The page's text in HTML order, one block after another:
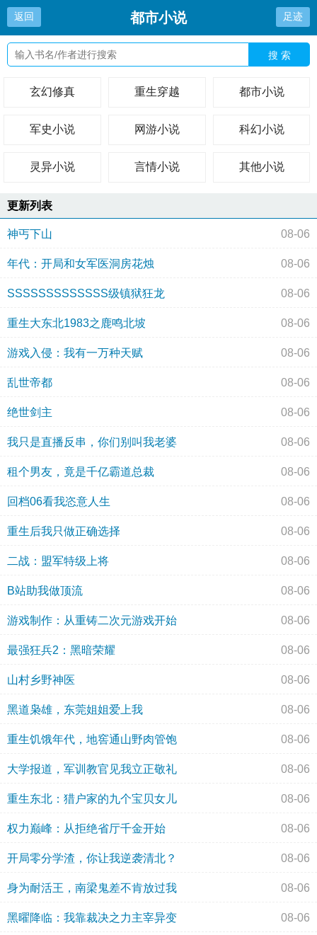
返回 都市小说 足迹
搜 索
玄幻修真 重生穿越 都市小说
军史小说 网游小说 科幻小说
灵异小说 言情小说 其他小说
更新列表
神丐下山 08-06
年代：开局和女军医洞房花烛 08-06
SSSSSSSSSSSSS级镇狱狂龙 08-06
重生大东北1983之鹿鸣北坡 08-06
游戏入侵：我有一万种天赋 08-06
乱世帝都 08-06
绝世剑主 08-06
我只是直播反串，你们别叫我老婆 08-06
租个男友，竟是千亿霸道总裁 08-06
回档06看我恣意人生 08-06
重生后我只做正确选择 08-06
二战：盟军特级上将 08-06
B站助我做顶流 08-06
游戏制作：从重铸二次元游戏开始 08-06
最强狂兵2：黑暗荣耀 08-06
山村乡野神医 08-06
黑道枭雄，东莞姐姐爱上我 08-06
重生饥饿年代，地窖通山野肉管饱 08-06
大学报道，军训教官见我立正敬礼 08-06
重生东北：猎户家的九个宝贝女儿 08-06
权力巅峰：从拒绝省厅千金开始 08-06
开局零分学渣，你让我逆袭清北？ 08-06
身为耐活王，南梁鬼差不肯放过我 08-06
黑曜降临：我靠裁决之力主宰异变 08-06